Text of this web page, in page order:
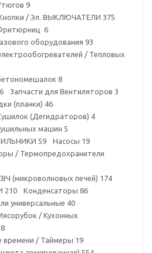
9
/ Эл. ВЫКЛЮЧАТЕЛИ 375
6
оборудования 93
/ Тепловых
8
Запчасти для Вентиляторов 3
(планки) 46
(Дегидраторов) 4
машин 5
59 Насосы 19
/ Термопредохранители
(микроволновых печей) 174
210 Конденсаторы 86
универсальные 40
/ Кухонных
времени / Таймеры 19